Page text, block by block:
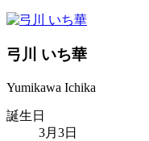
弓川 いち華
Yumikawa Ichika
誕生日
3月3日